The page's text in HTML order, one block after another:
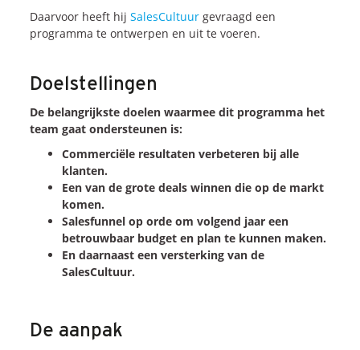
DiagnosewinnendeTenders
Eenwinnende Tender
Leiderschapbij Transformatie
RolleninSales
Development
Programma
SalesCultuurAssessment
Persoonlijkheidsprofielen
Inspiratie
Vlogs
Cases
Daarvoor heeft hij SalesCultuur gevraagd een
programma te ontwerpen en uit te voeren.
Doelstellingen
De belangrijkste doelen waarmee dit programma het
team gaat ondersteunen is:
Commerciële resultaten verbeteren bij alle
klanten.
Een van de grote deals winnen die op de markt
komen.
Salesfunnel op orde om volgend jaar een
betrouwbaar budget en plan te kunnen maken.
En daarnaast een versterking van de
SalesCultuur.
De aanpak